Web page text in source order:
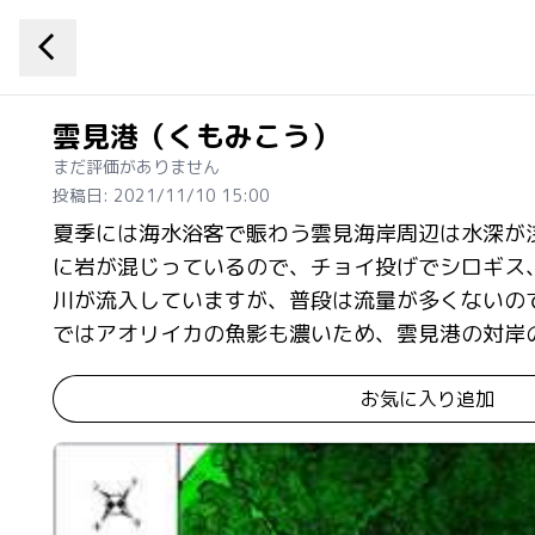
雲見港（くもみこう）
まだ評価がありません
投稿日: 2021/11/10 15:00
夏季には海水浴客で賑わう雲見海岸周辺は水深
に岩が混じっているので、チョイ投げでシロギ
川が流入していますが、普段は流量が多くない
ではアオリイカの魚影も濃いため、雲見港の対
お気に入り追加